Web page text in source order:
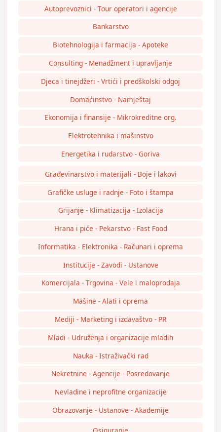
Autoprevoznici - Tour operatori i agencije
Bankarstvo
Biotehnologija i farmacija - Apoteke
Consulting - Menadžment i upravljanje
Djeca i tinejdžeri - Vrtići i predškolski odgoj
Domaćinstvo - Namještaj
Ekonomija i finansije - Mikrokreditne org.
Elektrotehnika i mašinstvo
Energetika i rudarstvo - Goriva
Građevinarstvo i materijali - Boje i lakovi
Grafičke usluge i radnje - Foto i štampa
Grijanje - Klimatizacija - Izolacija
Hrana i piće - Pekarstvo - Fast Food
Informatika - Elektronika - Računari i oprema
Institucije - Zavodi - Ustanove
Komercijala - Trgovina - Vele i maloprodaja
Mašine - Alati i oprema
Mediji - Marketing i izdavaštvo - PR
Mladi - Udruženja i organizacije mladih
Nauka - Istraživački rad
Nekretnine - Agencije - Posredovanje
Nevladine i neprofitne organizacije
Obrazovanje - Ustanove - Akademije
Osiguranje